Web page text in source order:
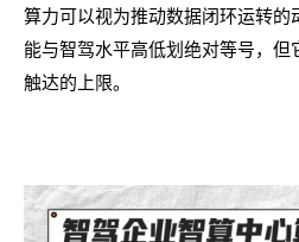
算力可以视为推动数据闭环运转的
能与智驾水平高低划绝对等号，但
触达的上限。